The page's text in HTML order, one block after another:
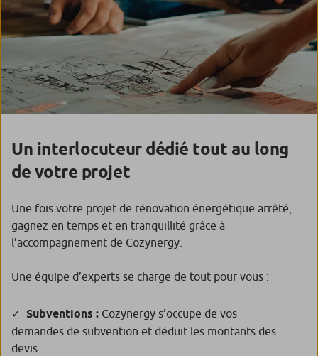
Un interlocuteur dédié tout au long
de votre projet
Une fois votre projet de rénovation énergétique arrêté,
gagnez en temps et en tranquillité grâce à
l’accompagnement de Cozynergy.
Une équipe d’experts se charge de tout pour vous :
Subventions : Cozynergy s’occupe de vos
demandes de subvention et déduit les montants des
devis